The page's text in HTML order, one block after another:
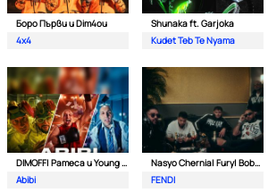
Боро Първи и Dim4ou
4x4
Shunaka ft. Garjoka
Kudet Teb Te Nyama
DIMOFF| Pameca и Young BB Young
Abibi
Nasyo Chernia| Fury| Bobo Armani| & N.A.S.I.
FENDI